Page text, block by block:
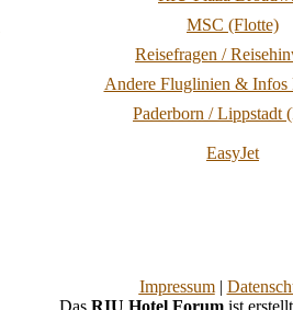
MSC (Flotte)
Reisefragen /
Andere Fluglinien & Infos
Paderborn / Lippstadt
EasyJet
Impressum|
Das RIU Hotel Forum ist